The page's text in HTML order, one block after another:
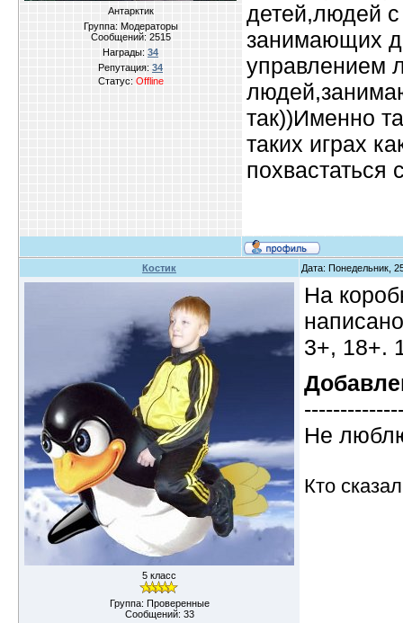
Антарктик
Группа: Модераторы
Сообщений: 2515
Награды: 34
Репутация: 34
Статус: Offline
детей,людей
занимающих
управлением
так))Именно
таких играх
Костик Дата: Понедельник,
5 класс
Группа: Проверенные
Сообщений: 33
На
3+, 18+.
Не
Кто